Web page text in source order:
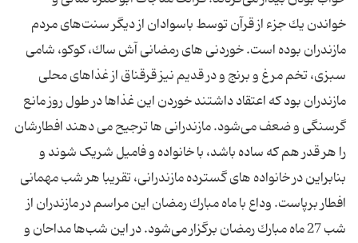
خواندن یك جزء از قرآن توسط با‌سوادان از دیگر سنت‌های مردم
مازندران بوده است. خوردنی های رمضانی آش ساك، كوكو، شامی
سبزی، تخم مرغ و برنج و در قدیم نیز قرقناق از غذاهای محلی
مازندران بود كه اعتقاد داشتند خوردن این غذاها در طول روز مانع
گرسنگی و ضعف می‌شود. مازندرانی ها ترجیح می دهند افطارشان
را هر قدر هم که ساده باشد، با خانواده و فامیل شریک شوند و
بنابراین در خانواده های گسترده مازندرانی، تقریبا هر شب مهمانی
افطار برپاست. وداع با ماه مبارك رمضان این مراسم در مازندران از
شب 27 ماه مبارك رمضان برگزار می‌شود. در این شب‌ها مداحان و